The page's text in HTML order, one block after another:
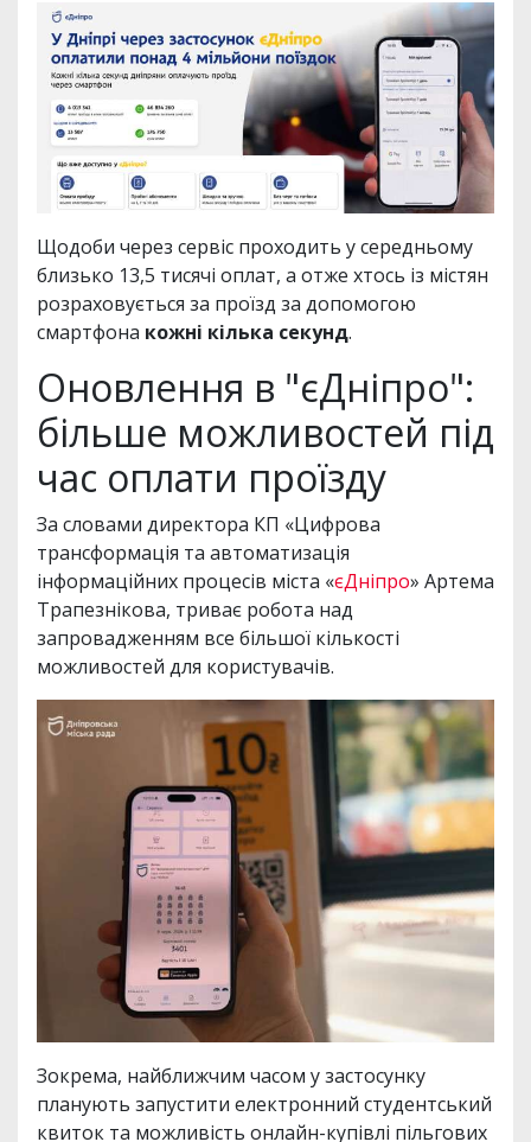
Щодоби через сервіс проходить у середньому
близько 13,5 тисячі оплат, а отже хтось із містян
розраховується за проїзд за допомогою
смартфона кожні кілька секунд.
Оновлення в "єДніпро":
більше можливостей під
час оплати проїзду
За словами директора КП «Цифрова
трансформація та автоматизація
інформаційних процесів міста «єДніпро» Артема
Трапезнікова, триває робота над
запровадженням все більшої кількості
можливостей для користувачів.
Зокрема, найближчим часом у застосунку
планують запустити електронний студентський
квиток та можливість онлайн-купівлі пільгових